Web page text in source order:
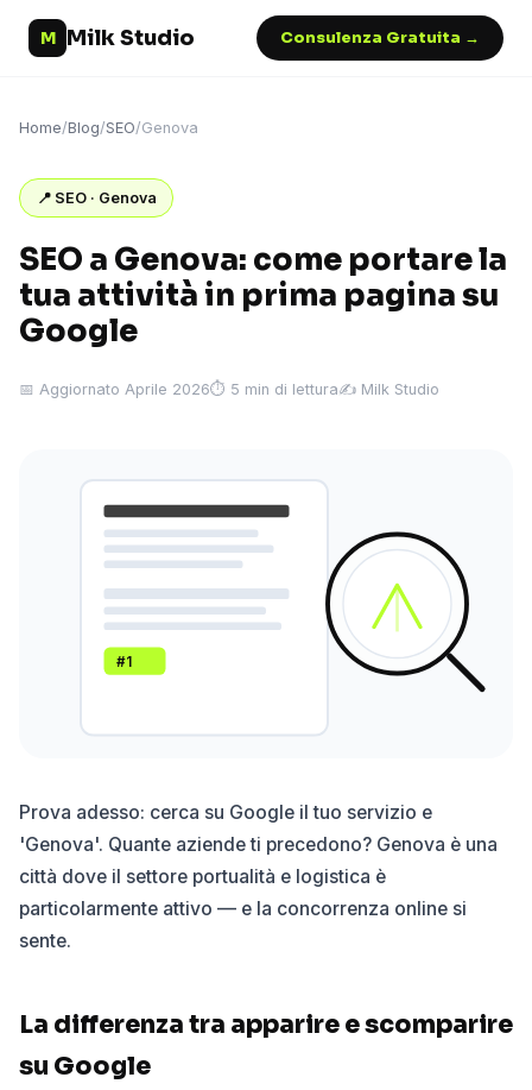
M Milk Studio Consulenza Gratuita →
Home/Blog/SEO/Genova
📍 SEO · Genova
SEO a Genova: come portare la
tua attività in prima pagina su
Google
📅 Aggiornato Aprile 2026⏱ 5 min di lettura✍️ Milk Studio
#1
Prova adesso: cerca su Google il tuo servizio e
'Genova'. Quante aziende ti precedono? Genova è una
città dove il settore portualità e logistica è
particolarmente attivo — e la concorrenza online si
sente.
La differenza tra apparire e scomparire
su Google